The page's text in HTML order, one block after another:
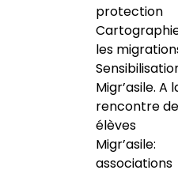
protection
les
Migr’asile. A
rencontre
élèves
Migr’asile:
associations